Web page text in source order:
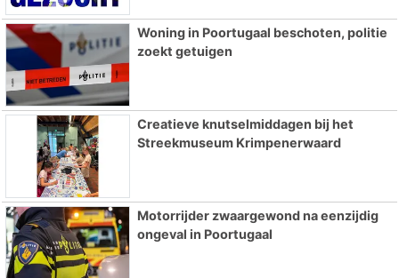
Woning in Poortugaal beschoten, politie
zoekt getuigen
Creatieve knutselmiddagen bij het
Streekmuseum Krimpenerwaard
Motorrijder zwaargewond na eenzijdig
ongeval in Poortugaal